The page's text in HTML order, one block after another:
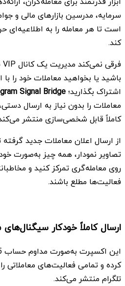
سرمایه، مدرسین بازارهای مالی و
است تا هر معامله را به اطلاعیه‌ای
کند.
باشید یا بخواهید معاملات خود
اشتراک بگذارید؛Signal Bridge
معاملات را بدون نیاز به ارسال
کاملاً قابل شخصی‌سازی منتشر
از ارسال اعلان معاملات جدید
تصاویر نمودار، همه چیز به‌صورت
روی معامله‌گری تمرکز کنید و
فعالیت‌ها مطلع باشند.
ارسال کاملاً خودکار سیگنال‌های
کرده و تمامی فعالیت‌های معاملاتی را
تلگرام منتشر می‌کند.